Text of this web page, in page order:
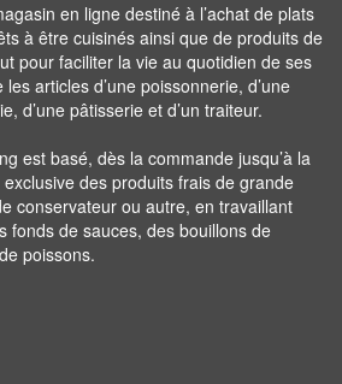
en ligne destiné à l’achat de plats
à être cuisinés ainsi que de produits de
pour faciliter la vie au quotidien de ses
articles d’une poissonnerie, d’une
d’une pâtisserie et d’un traiteur.
est basé, dès la commande jusqu’à la
exclusive des produits frais de grande
conservateur ou autre, en travaillant
fonds de sauces, des bouillons de
poissons.